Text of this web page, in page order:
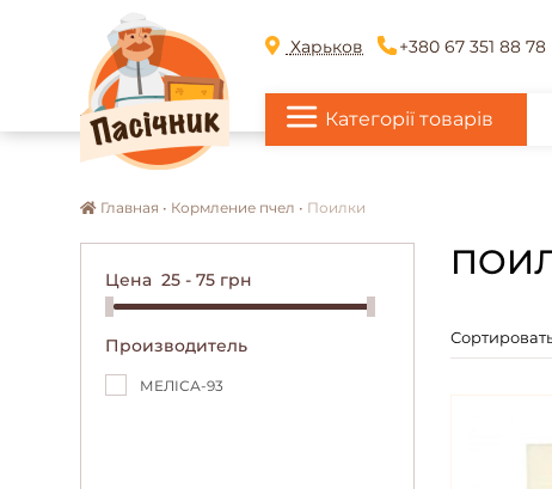
Харьков +380 67 351 88 78
Категорії товарів
Главная • Кормление пчел • Поилки
Цена 25 - 75 грн
Производитель
МЕЛІСА-93